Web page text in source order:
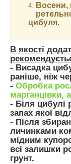
Восени,
цибуля.
В якості
- Висадка
раніше, ніж
- Обробка
марганцівки,
- Біля цибулі
запах якої
- Після
личинками
мідним
всі залишки
грунт.